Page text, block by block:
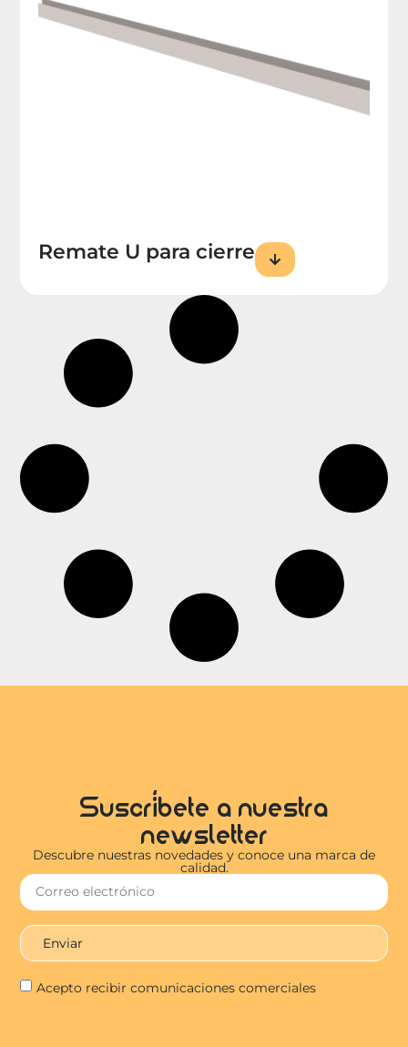
Remate U para cierre
Suscríbete a nuestra
newsletter
Descubre nuestras novedades y conoce una marca de
calidad.
Acepto recibir comunicaciones comerciales
Enviar